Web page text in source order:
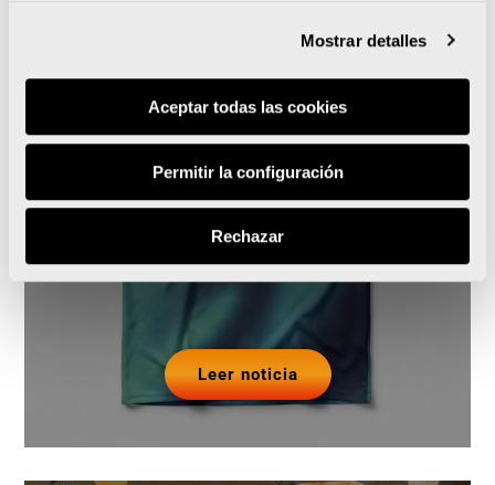
Mostrar detalles
Aceptar todas las cookies
Permitir la configuración
Rechazar
La 15K Nocturna Valencia
Gana Energía presenta su
camiseta oficial
sostenible e inspirada en
el Mediterráneo
Leer noticia